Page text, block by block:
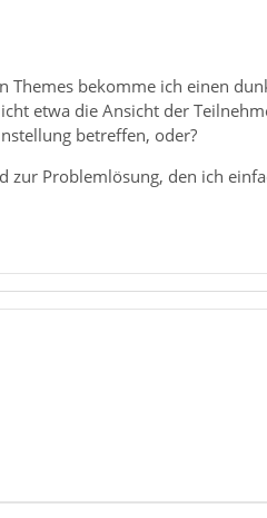
Themes bekomme ich einen
etwa die Ansicht der
betreffen, oder?
zur Problemlösung, den ich